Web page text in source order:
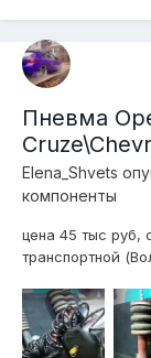
Пневма
Elena_Shvets
компоненты
цена 45 тыс руб,
транспортной
черный матовый
шли в наборе) 2.
компрессора,